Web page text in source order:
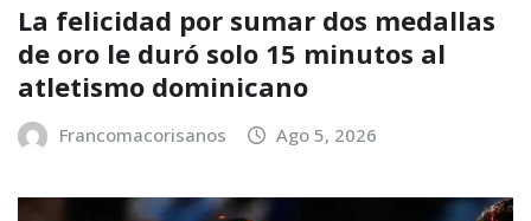
La felicidad por sumar dos medallas
de oro le duró solo 15 minutos al
atletismo dominicano
Francomacorisanos Ago 5, 2026